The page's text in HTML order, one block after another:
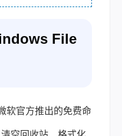
File
软官方推出的免费命